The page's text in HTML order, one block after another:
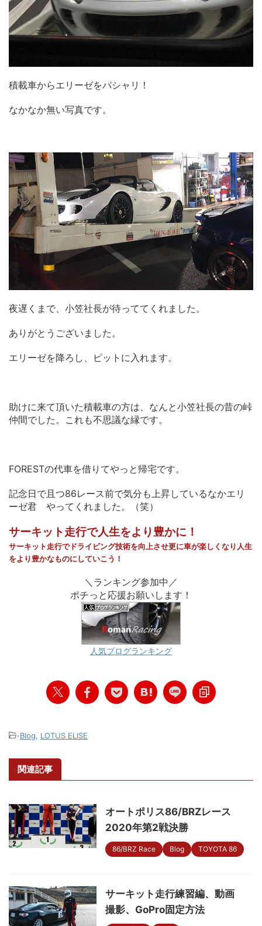
積載車からエリーゼをパシャリ！
なかなか無い写真です。
夜遅くまで、小笠社長が待っててくれました。
ありがとうございました。
エリーゼを降ろし、ピットに入れます。
助けに来て頂いた積載車の方は、なんと小笠社長の昔の峠
仲間でした。これも不思議な縁です。
FORESTの代車を借りてやっと帰宅です。
記念日で且つ86レース前で気分も上昇しているなかエリ
ーゼ君 やってくれました。（笑）
サーキット走行で人生をより豊かに！
サーキット走行でドライビング技術を向上させ更に車が楽しく なり 人生
をより豊かなものにしていこう！
＼ランキング参加中／
ポチっと応援お願いします！
人気ブログランキング
-Blog, LOTUS ELISE
関連記事
オートポリス86/BRZレース
2020年第2戦決勝
86/BRZ Race Blog TOYOTA 86
サーキット走行練習編、動画
撮影、GoPro固定方法